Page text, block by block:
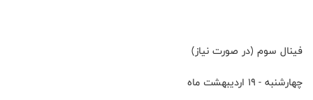
فینال سوم (در صورت نیاز)
چهارشنبه - ۱۹ اردیبهشت ماه